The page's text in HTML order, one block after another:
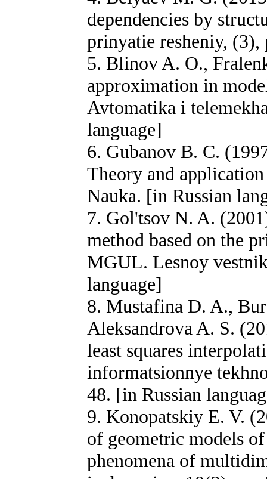
dependencies by
prinyatie resheniy, (3),
5. Blinov A. O.,
approximation in
Avtomatika i
language]
6. Gubanov B. C.
Theory and
Nauka. [in Russian
7. Gol'tsov N. A.
method based on the
MGUL. Lesnoy
language]
8. Mustafina D. A.,
Aleksandrova A. S.
least squares
informatsionnye
48. [in Russian
9. Konopatskiy E. V.
of geometric models
phenomena of